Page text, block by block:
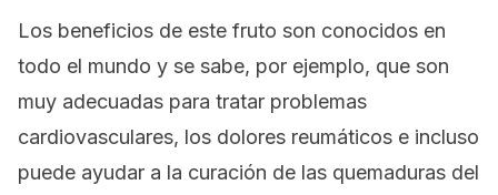
Los beneficios de este fruto son conocidos en
todo el mundo y se sabe, por ejemplo, que son
muy adecuadas para tratar problemas
cardiovasculares, los dolores reumáticos e incluso
puede ayudar a la curación de las quemaduras del